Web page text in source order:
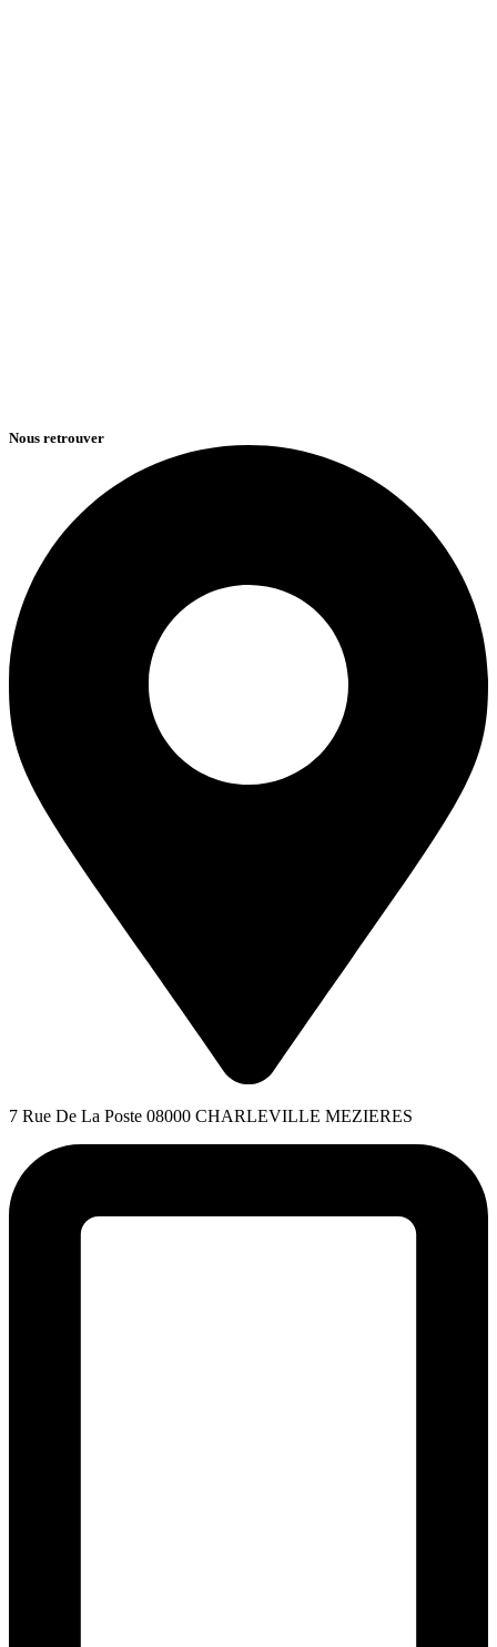
Nous retrouver
7 Rue De La Poste 08000 CHARLEVILLE MEZIERES